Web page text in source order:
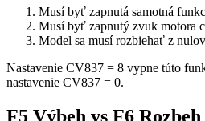
Musí byť zapnutá samotná
Musí byť zapnutý zvuk motora
Model sa musí rozbiehať z
Nastavenie CV837 = 8 vypne túto
nastavenie CV837 = 0.
F5 Výbeh vs F6